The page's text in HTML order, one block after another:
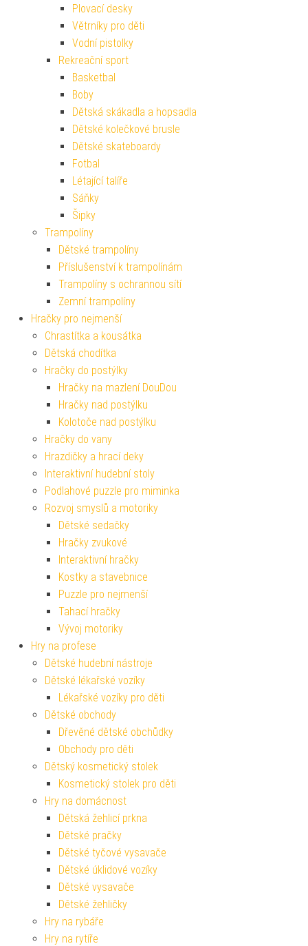
Plovací desky
Větrníky pro děti
Vodní pistolky
Rekreační sport
Basketbal
Boby
Dětská skákadla a hopsadla
Dětské kolečkové brusle
Dětské skateboardy
Fotbal
Létající talíře
Sáňky
Šipky
Trampolíny
Dětské trampolíny
Příslušenství k trampolínám
Trampolíny s ochrannou sítí
Zemní trampolíny
Hračky pro nejmenší
Chrastítka a kousátka
Dětská chodítka
Hračky do postýlky
Hračky na mazlení DouDou
Hračky nad postýlku
Kolotoče nad postýlku
Hračky do vany
Hrazdičky a hrací deky
Interaktivní hudební stoly
Podlahové puzzle pro miminka
Rozvoj smyslů a motoriky
Dětské sedačky
Hračky zvukové
Interaktivní hračky
Kostky a stavebnice
Puzzle pro nejmenší
Tahací hračky
Vývoj motoriky
Hry na profese
Dětské hudební nástroje
Dětské lékařské vozíky
Lékařské vozíky pro děti
Dětské obchody
Dřevěné dětské obchůdky
Obchody pro děti
Dětský kosmetický stolek
Kosmetický stolek pro děti
Hry na domácnost
Dětská žehlicí prkna
Dětské pračky
Dětské tyčové vysavače
Dětské úklidové vozíky
Dětské vysavače
Dětské žehličky
Hry na rybáře
Hry na rytíře